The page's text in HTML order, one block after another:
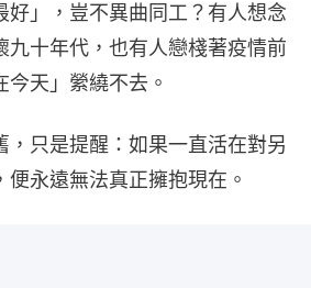
好」，豈不異曲同工？有人想念
九十年代，也有人戀棧著疫情前
天」縈繞不去。
，只是提醒：如果一直活在對另
永遠無法真正擁抱現在。